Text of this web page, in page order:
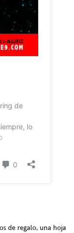
de regalo, una hoja